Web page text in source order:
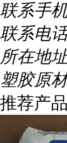
联系手
联系电
所在地
塑胶原
推荐产品